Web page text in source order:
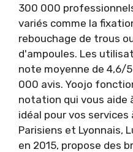
300 000
variés comme la
rebouchage de trous
d'ampoules. Les
note moyenne de 4,6/
000 avis. Yoojo
notation qui vous aide
idéal pour vos services
Parisiens et Lyonnais,
en 2015, propose des